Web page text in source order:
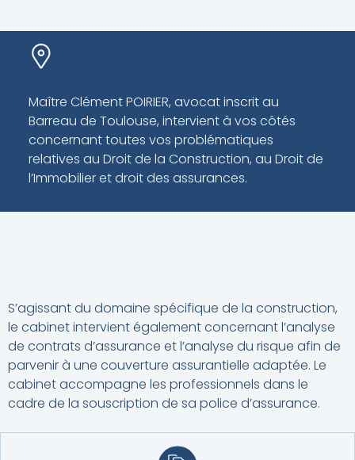
Maître Clément POIRIER, avocat inscrit au
Barreau de Toulouse, intervient à vos côtés
concernant toutes vos problématiques
relatives au Droit de la Construction, au Droit de
l’Immobilier et droit des assurances.
S’agissant du domaine spécifique de la construction,
le cabinet intervient également concernant l’analyse
de contrats d’assurance et l’analyse du risque afin de
parvenir à une couverture assurantielle adaptée. Le
cabinet accompagne les professionnels dans le
cadre de la souscription de sa police d’assurance.